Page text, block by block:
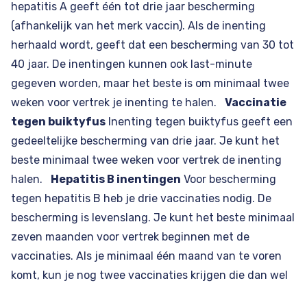
hepatitis A geeft één tot drie jaar bescherming
(afhankelijk van het merk vaccin). Als de inenting
herhaald wordt, geeft dat een bescherming van 30 tot
40 jaar. De inentingen kunnen ook last-minute
gegeven worden, maar het beste is om minimaal twee
weken voor vertrek je inenting te halen. Vaccinatie
tegen buiktyfus Inenting tegen buiktyfus geeft een
gedeeltelijke bescherming van drie jaar. Je kunt het
beste minimaal twee weken voor vertrek de inenting
halen.
Hepatitis B inentingen Voor bescherming
tegen hepatitis B heb je drie vaccinaties nodig. De
bescherming is levenslang. Je kunt het beste minimaal
zeven maanden voor vertrek beginnen met de
vaccinaties. Als je minimaal één maand van te voren
komt, kun je nog twee vaccinaties krijgen die dan wel